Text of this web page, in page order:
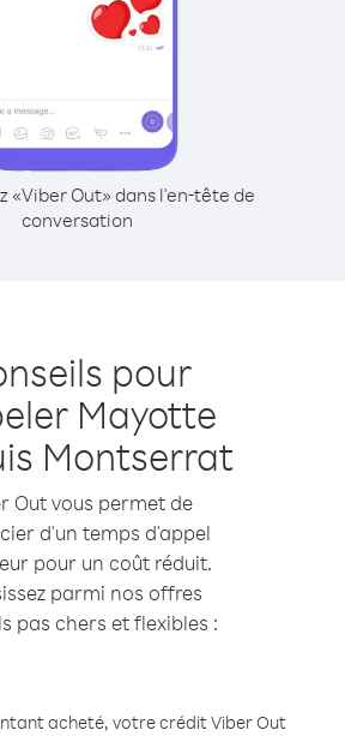
«Viber Out» dans l'en-tête de
conversation
pour
Mayotte
Montserrat
Out vous permet de
d'un temps d'appel
pour un coût réduit.
parmi nos offres
pas chers et flexibles :
acheté, votre crédit Viber Out